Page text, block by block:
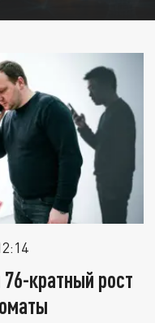
кратный рост